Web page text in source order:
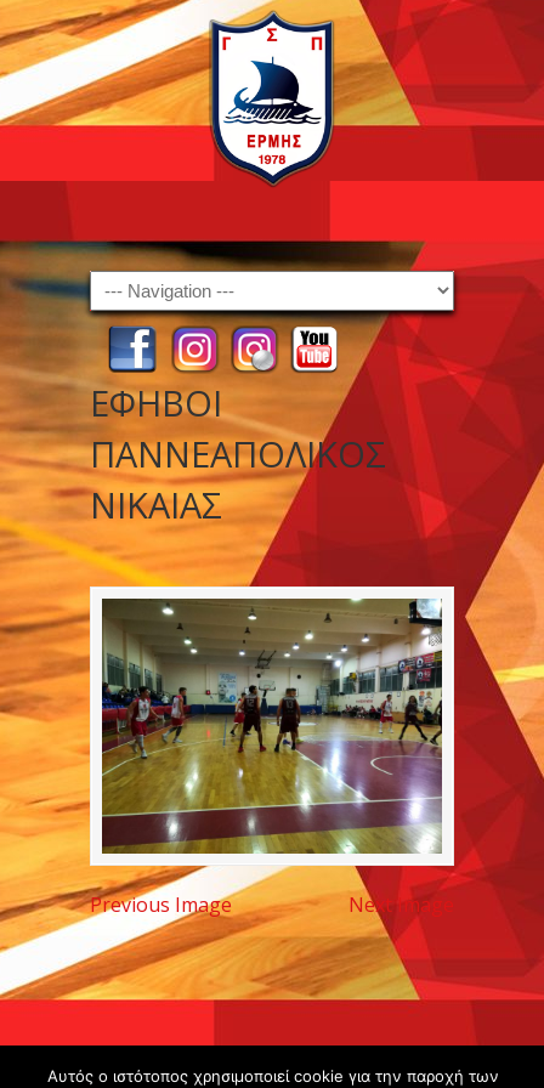
Navigation
ΕΦΗΒΟΙ
ΠΑΝΝΕΑΠΟΛΙΚΟΣ
ΝΙΚΑΙΑΣ
Previous Image Next Image
Copyright ©
Αυτός ο ιστότοπος χρησιμοποιεί cookie για την παροχή των